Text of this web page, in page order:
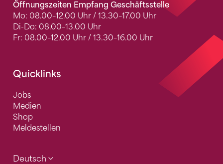
Öffnungszeiten Empfang Geschäftsstelle
Mo: 08.00–12.00 Uhr / 13.30–17.00 Uhr
Di-Do: 08.00–13.00 Uhr
Fr: 08.00–12.00 Uhr / 13.30–16.00 Uhr
Quicklinks
Jobs
Medien
Shop
Meldestellen
Deutsch